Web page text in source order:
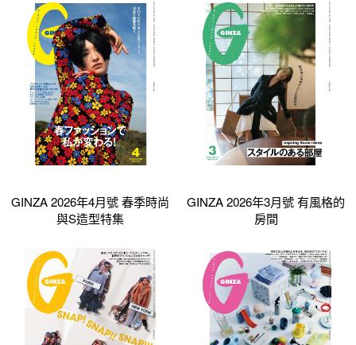
GINZA 2026年4月號 春季時尚
與S造型特集
GINZA 2026年3月號 有風格的
房間